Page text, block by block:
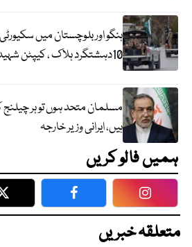
ہنگو اور بلوچستان میں سکیورٹی
10دہشتگرد ہلاک ، کیپٹن شہید
مسلمان متحد ہوں تو ہر
ہیں، ایرانی وزیر خارجہ
ہمیں فالو کریں
Twitter Facebook
متعلقہ خبریں